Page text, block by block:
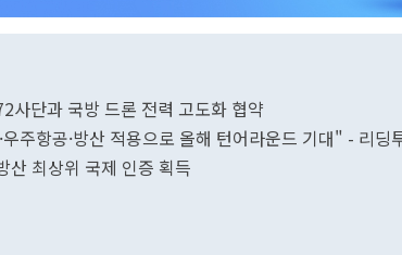
사단과 국방 드론 전력 고도화 협약
주항공·방산 적용으로 올해 턴어라운드 기대" - 리딩
산 최상위 국제 인증 획득